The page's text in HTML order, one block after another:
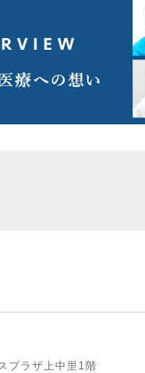
プラザ上中里1階